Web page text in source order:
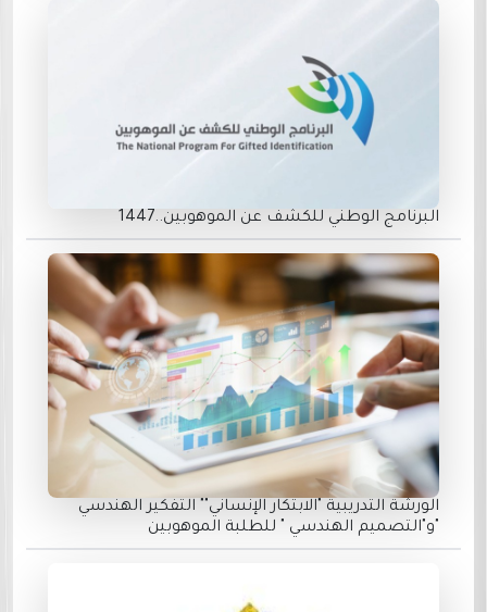
البرنامج الوطني للكشف عن الموهوبين..1447
الورشة التدريبية "الابتكار الإنساني"" التفكير الهندسي
"و"التصميم الهندسي " للطلبة الموهوبين